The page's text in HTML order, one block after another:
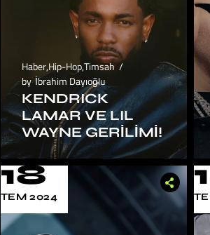
Haber,Hip-Hop,Timsah
by İbrahim Dayıoğlu
KENDRICK
LAMAR VE LIL
WAYNE GERILIMI!
18
TEM 2024